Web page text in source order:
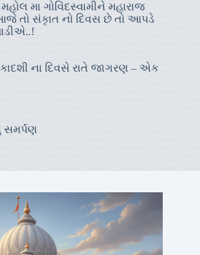
મા ગોવિંદસ્વામીને મહારાજ
તો સંકૃાત નો દિવસ છે તો આપડે
ના દિવસે રાતે જાગરણ – એક
સમર્પણ